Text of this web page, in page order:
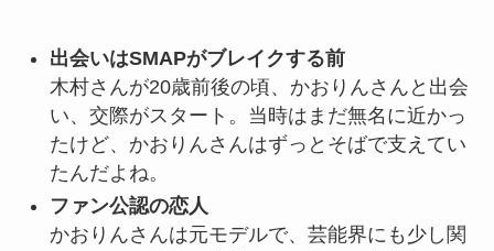
出会いはSMAPがブレイクする前
木村さんが20歳前後の頃、かおりんさんと出会
い、交際がスタート。当時はまだ無名に近かっ
たけど、かおりんさんはずっとそばで支えてい
たんだよね。
ファン公認の恋人
かおりんさんは元モデルで、芸能界にも少し関